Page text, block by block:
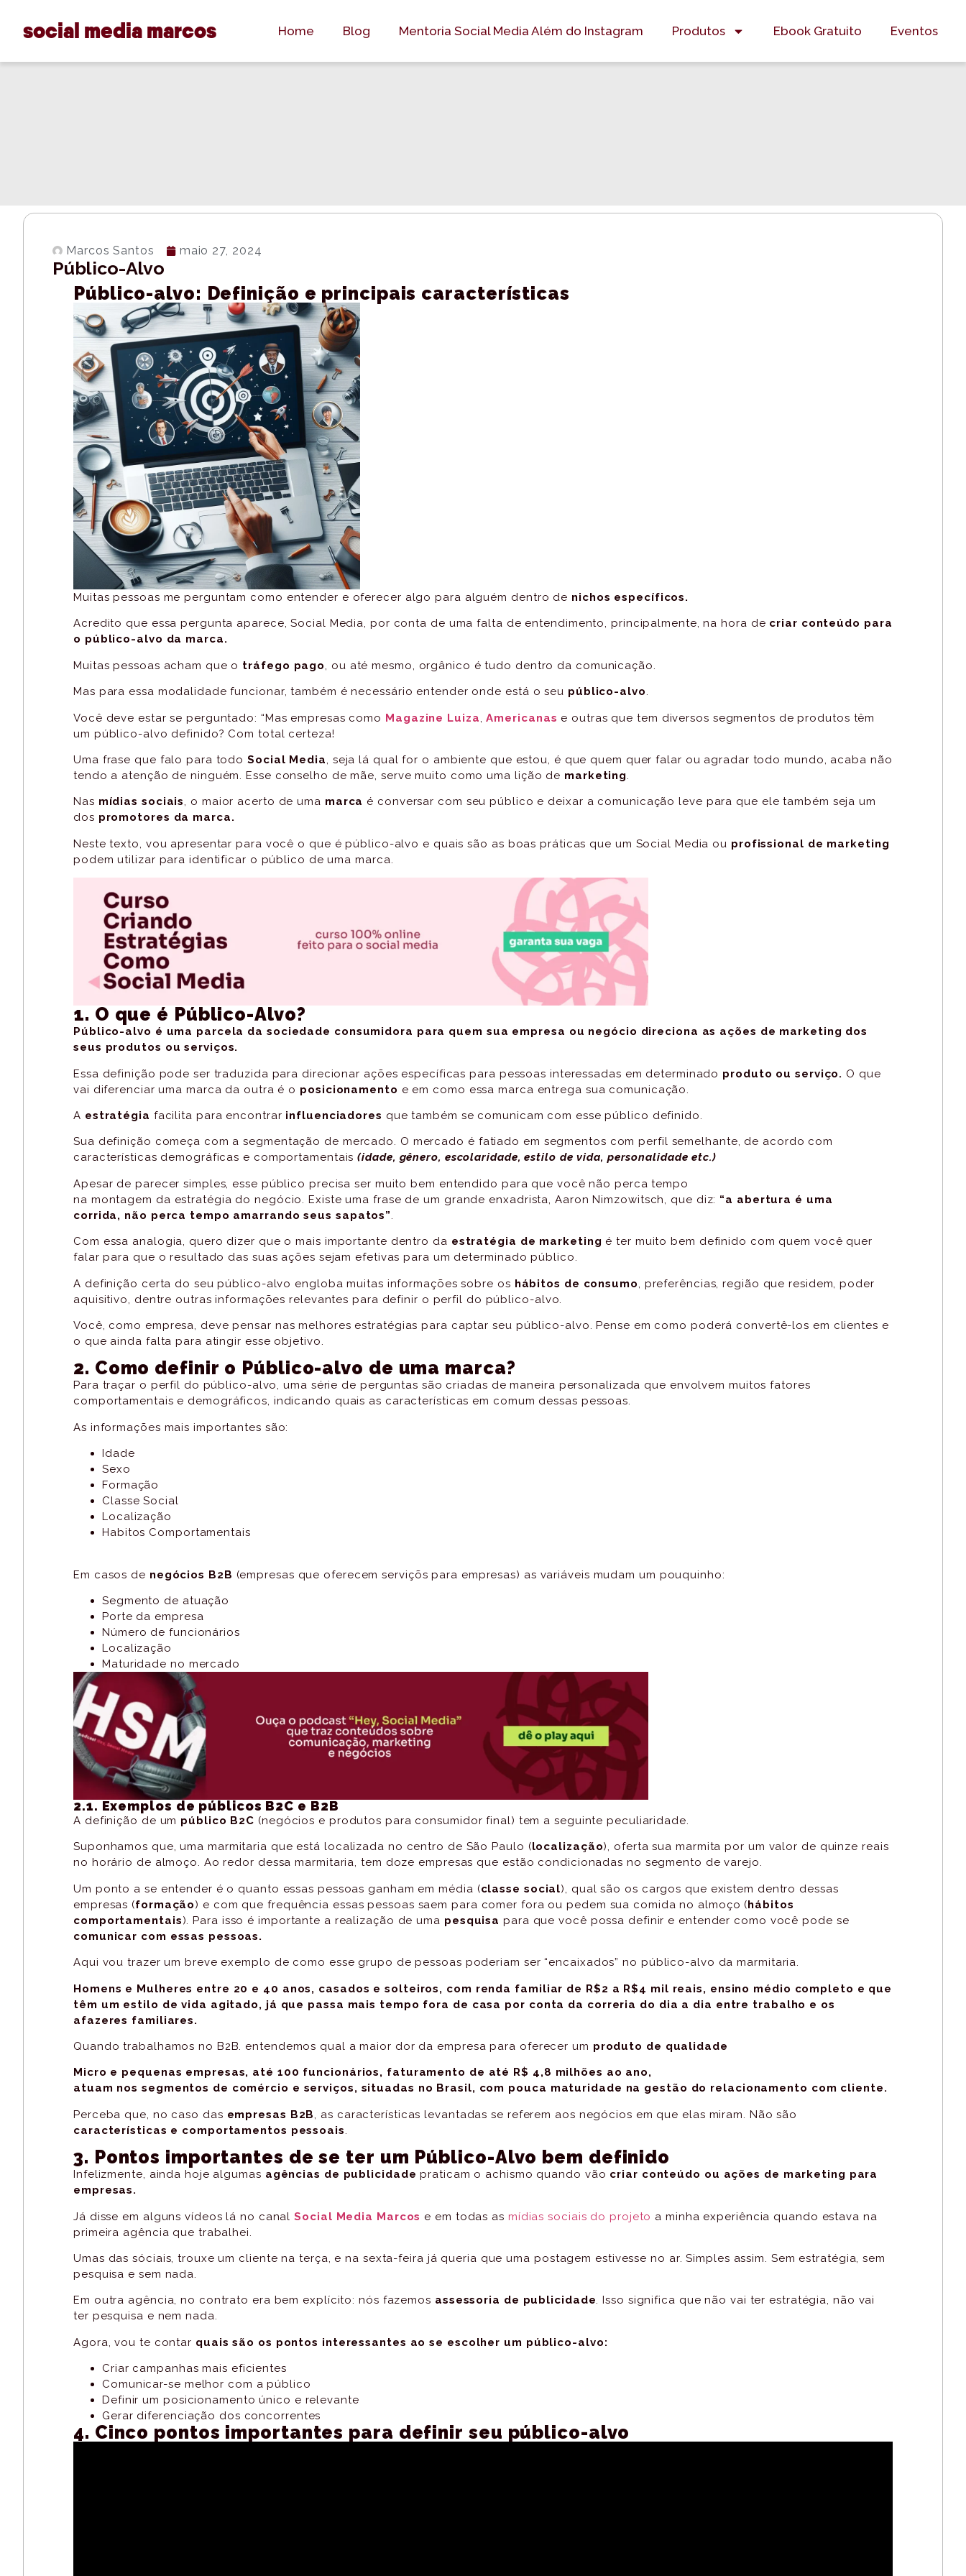
social media marcos Home Blog Mentoria Social Media Além do Instagram Produtos Ebook Gratuito Eventos
Marcos Santos maio 27, 2024
Público-Alvo
Público-alvo: Definição e principais características
Muitas pessoas me perguntam como entender e oferecer algo para alguém dentro de nichos específicos.
Acredito que essa pergunta aparece, Social Media, por conta de uma falta de entendimento, principalmente, na hora de criar conteúdo para
o público-alvo da marca.
Muitas pessoas acham que o tráfego pago, ou até mesmo, orgânico é tudo dentro da comunicação.
Mas para essa modalidade funcionar, também é necessário entender onde está o seu público-alvo.
Você deve estar se perguntado: “Mas empresas como Magazine Luiza ,Americanas e outras que tem diversos segmentos de produtos têm
um público-alvo definido? Com total certeza!
Uma frase que falo para todoSocial Media, seja lá qual for o ambiente que estou, é que quem quer falar ou agradar todo mundo, acaba não
tendo a atenção de ninguém. Esse conselho de mãe, serve muito como uma lição de marketing.
Nas mídias sociais, o maior acerto de uma marca é conversar com seu público e deixar a comunicação leve para que ele também seja um
dos promotores da marca.
Neste texto, vou apresentar para você o que é público-alvo e quais são as boas práticas que um Social Media ou profissional de marketing
podem utilizar para identificar o público de uma marca.
1. O que é Público-Alvo?
Público-alvo é uma parcela da sociedade consumidora para quem sua empresa ou negócio direciona as ações de marketing dos
seus produtos ou serviços.
Essa definição pode ser traduzida para direcionar ações específicas para pessoas interessadas em determinado produto ou serviço. O que
vai diferenciar uma marca da outra é o posicionamento e em como essa marca entrega sua comunicação.
A estratégia facilita para encontrar influenciadores que também se comunicam com esse público definido.
Sua definição começa com a segmentação de mercado. O mercado é fatiado em segmentos com perfil semelhante, de acordo com
características demográficas e comportamentais(idade, gênero, escolaridade, estilo de vida, personalidade etc.)
Apesar de parecer simples, esse público precisa ser muito bem entendido para que você não perca tempo
na montagem da estratégia do negócio. Existe uma frase de um grande enxadrista, Aaron Nimzowitsch, que diz: “a abertura é uma
corrida, não perca tempo amarrando seus sapatos”.
Com essa analogia, quero dizer que o mais importante dentro da estratégia de marketing é ter muito bem definido com quem você quer
falar para que o resultado das suas ações sejam efetivas para um determinado público.
A definição certa do seu público-alvo engloba muitas informações sobre os hábitos de consumo
, preferências, região que residem, poder
aquisitivo, dentre outras informações relevantes para definir o perfil do público-alvo.
Você, como empresa, deve pensar nas melhores estratégias para captar seu público-alvo. Pense em como poderá convertê-los em clientes e
o que ainda falta para atingir esse objetivo.
2. Como definir o Público-alvo de uma marca?
Para traçar o perfil do público-alvo, uma série de perguntas são criadas de maneira personalizada que envolvem muitos fatores
comportamentais e demográficos, indicando quais as características em comum dessas pessoas.
As informações mais importantes são:
Idade
Sexo
Formação
Classe Social
Localização
Habitos Comportamentais
Em casos de negócios B2B (empresas que oferecem serviçõs para empresas) as variáveis mudam um pouquinho:
Segmento de atuação
Porte da empresa
Número de funcionários
Localização
Maturidade no mercado
2.1. Exemplos de públicos B2C e B2B
A definição de um público B2C (negócios e produtos para consumidor final) tem a seguinte peculiaridade.
Suponhamos que, uma marmitaria que está localizada no centro de São Paulo (localização), oferta sua marmita por um valor de quinze reais
no horário de almoço. Ao redor dessa marmitaria, tem doze empresas que estão condicionadas no segmento de varejo.
Um ponto a se entender é o quanto essas pessoas ganham em média (classe social), qual são os cargos que existem dentro dessas
empresas (formação) e com que frequência essas pessoas saem para comer fora ou pedem sua comida no almoço (hábitos
comportamentais). Para isso é importante a realização de uma pesquisa para que você possa definir e entender como você pode se
comunicar com essas pessoas.
Aqui vou trazer um breve exemplo de como esse grupo de pessoas poderiam ser “encaixados” no público-alvo da marmitaria.
Homens e Mulheres entre 20 e 40 anos, casados e solteiros, com renda familiar de R$2 a R$4 mil reais, ensino médio completo e que
têm um estilo de vida agitado, já que passa mais tempo fora de casa por conta da correria do dia a dia entre trabalho e os
afazeres familiares.
Quando trabalhamos no B2B. entendemos qual a maior dor da empresa para oferecer um produto de qualidade
Micro e pequenas empresas, até 100 funcionários, faturamento de até R$ 4,8 milhões ao ano,
atuam nos segmentos de comércio e serviços, situadas no Brasil, com pouca maturidade na gestão do relacionamento com cliente.
Perceba que, no caso das empresas B2B, as características levantadas se referem aos negócios em que elas miram. Não são
características e comportamentos pessoais.
3. Pontos importantes de se ter um Público-Alvo bem definido
Infelizmente, ainda hoje algumas agências de publicidade praticam o achismo quando vão criar conteúdo ou ações de marketing para
empresas.
Já disse em alguns vídeos lá no canalSocial Media Marcos e em todas as mídias sociais do projeto a minha experiência quando estava na
primeira agência que trabalhei.
Umas das sóciais, trouxe um cliente na terça, e na sexta-feira já queria que uma postagem estivesse no ar. Simples assim. Sem estratégia, sem
pesquisa e sem nada.
Em outra agência, no contrato era bem explícito: nós fazemos assessoria de publicidade. Isso significa que não vai ter estratégia, não vai
ter pesquisa e nem nada.
Agora, vou te contar quais são os pontos interessantes ao se escolher um público-alvo:
Criar campanhas mais eficientes
Comunicar-se melhor com a público
Definir um posicionamento único e relevante
Gerar diferenciação dos concorrentes
4. Cinco pontos importantes para definir seu público-alvo